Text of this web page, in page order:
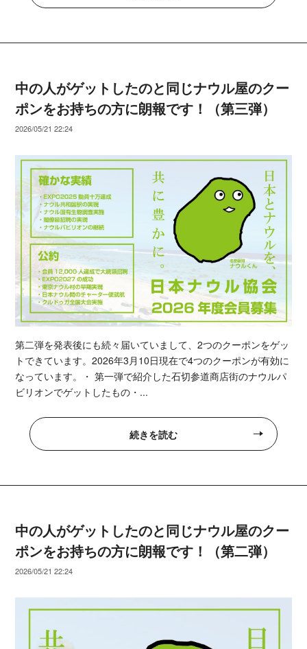
中の人がゲットしたのと同じナウル屋のクー
ポンをお持ちの方に朗報です！（第三弾）
2026/05/21 22:24
第二弾を発表後にも続々届いていまして、2つのクーポンをゲッ
トできています。2026年3月10日現在で4つのクーポンが有効に
なっています。・ 第一弾で紹介した石切参道商店街のナウルパ
ビリオンでゲットしたもの・...
続きを読む
中の人がゲットしたのと同じナウル屋のクー
ポンをお持ちの方に朗報です！（第二弾）
2026/05/21 22:24